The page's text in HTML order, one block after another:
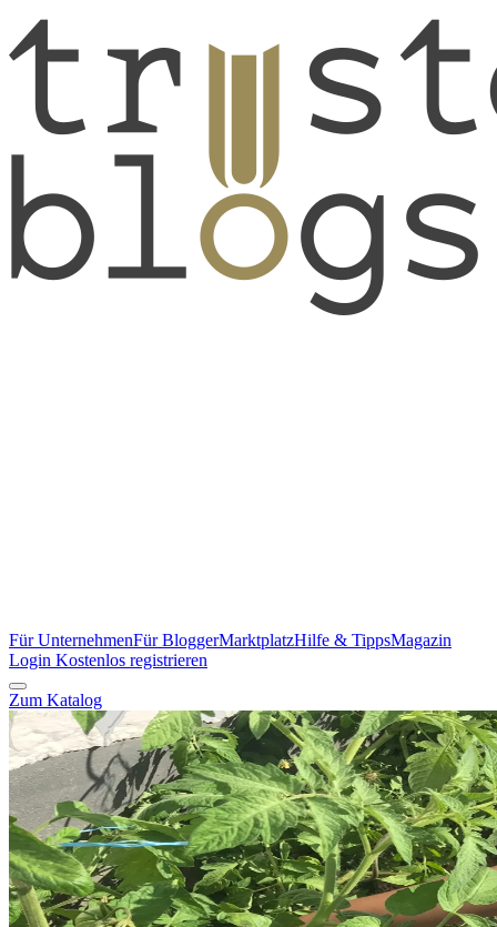
Für UnternehmenFür BloggerMarktplatzHilfe & TippsMagazin
Login Kostenlos registrieren
Zum Katalog